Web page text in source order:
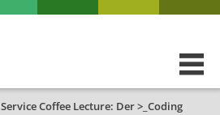
Service Coffee Lecture: Der >_Coding